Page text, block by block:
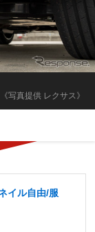
《写真提供 レクサス》
イル自由/服